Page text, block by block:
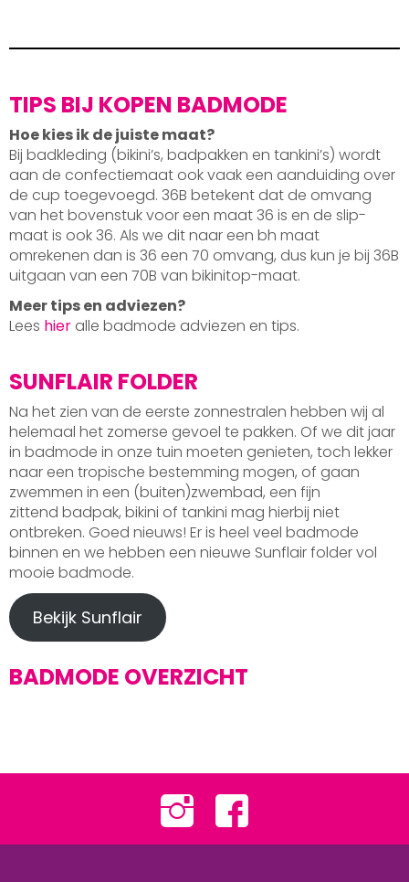
TIPS BIJ KOPEN BADMODE
Hoe kies ik de juiste maat?
Bij badkleding (bikini’s, badpakken en tankini’s) wordt
aan de confectiemaat ook vaak een aanduiding over
de cup toegevoegd. 36B betekent dat de omvang
van het bovenstuk voor een maat 36 is en de slip-
maat is ook 36. Als we dit naar een bh maat
omrekenen dan is 36 een 70 omvang, dus kun je bij 36B
uitgaan van een 70B van bikinitop-maat.
Meer tips en adviezen?
Lees hier alle badmode adviezen en tips.
SUNFLAIR FOLDER
Na het zien van de eerste zonnestralen hebben wij al
helemaal het zomerse gevoel te pakken. Of we dit jaar
in badmode in onze tuin moeten genieten, toch lekker
naar een tropische bestemming mogen, of gaan
zwemmen in een (buiten)zwembad, een fijn
zittend badpak, bikini of tankini mag hierbij niet
ontbreken. Goed nieuws! Er is heel veel badmode
binnen en we hebben een nieuwe Sunflair folder vol
mooie badmode.
Bekijk Sunflair
BADMODE OVERZICHT